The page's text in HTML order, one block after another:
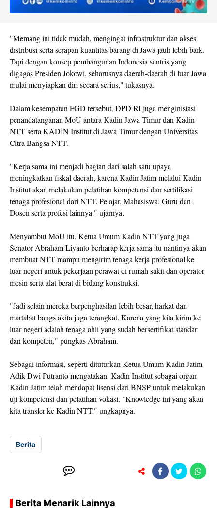
"Memang ini tidak mudah, mengingat infrastruktur dan akses
distribusi serta serapan kuantitas barang di Jawa jauh lebih baik.
Tapi dengan konsep pembangunan Indonesia sentris yang
digagas Presiden Jokowi, seharusnya daerah-daerah di luar Jawa
mulai menyiapkan diri secara serius," tukasnya.
Dalam kesempatan FGD tersebut, DPD RI juga menginisiasi
penandatanganan MoU antara Kadin Jawa Timur dan Kadin
NTT serta KADIN Institut di Jawa Timur dengan Universitas
Citra Bangsa NTT.
"Kerja sama ini menjadi bagian dari salah satu upaya
meningkatkan fiskal daerah, karena Kadin Jatim melalui Kadin
Institut akan melakukan pelatihan kompetensi dan sertifikasi
tenaga profesional dari NTT. Pelajar, Mahasiswa, Guru dan
Dosen serta profesi lainnya," ujarnya.
Menyambut MoU itu, Ketua Umum Kadin NTT yang juga
Senator Abraham Liyanto berharap kerja sama itu nantinya akan
membuat NTT mampu mengirim tenaga kerja profesional ke
luar negeri untuk pekerjaan perawat di rumah sakit dan operator
mesin serta alat berat di bidang konstruksi.
"Jadi selain mereka berpenghasilan lebih besar, harkat dan
martabat bangs akita juga terangkat. Karena yang kita kirim ke
luar negeri adalah tenaga ahli yang sudah bersertifikat standar
dan kompeten," pungkas Abraham.
Sebagai informasi, seperti dituturkan Ketua Umum Kadin Jatim
Adik Dwi Putranto mengatakan, Kadin Institut sebagai organ
Kadin Jatim telah mendapat lisensi dari BNSP untuk melakukan
uji kompetensi dan pelatihan vokasi. "Knowledge ini yang akan
kita transfer ke Kadin NTT," ungkapnya.
Berita
Berita Menarik Lainnya